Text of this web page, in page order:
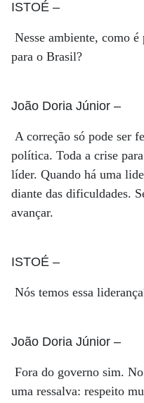
ISTOÉ –
Nesse ambiente, como
para o Brasil?
João Doria Júnior –
A correção só pode ser
política. Toda a crise
líder. Quando há uma
diante das dificuldades.
avançar.
ISTOÉ –
Nós temos essa
João Doria Júnior –
Fora do governo sim.
uma ressalva: respeito